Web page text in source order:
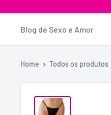
Blog de Sexo e Amor
Home Todos os produtos